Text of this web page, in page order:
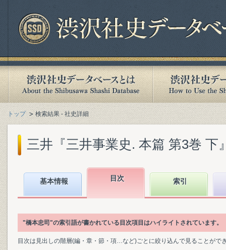
トップ 検索結果 - 社史詳細
三井『三井事業史. 本篇 第3巻 下
基本情報 目次 索引
"橋本忠司"の索引語が書かれている目次項目はハイライトされています。
目次は見出しの階層(編・章・節・項…など)ごとに絞り込んで見ることがで